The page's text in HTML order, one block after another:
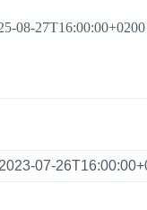
08-27T16:00:00+0200